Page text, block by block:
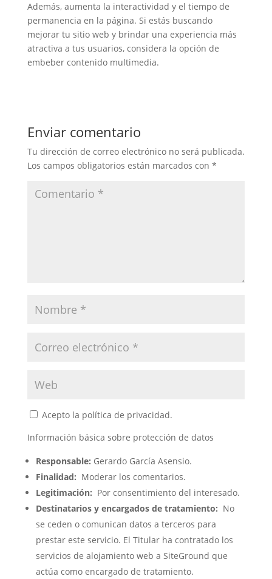
Además, aumenta la interactividad y el tiempo de
permanencia en la página. Si estás buscando
mejorar tu sitio web y brindar una experiencia más
atractiva a tus usuarios, considera la opción de
embeber contenido multimedia.
Enviar comentario
Tu dirección de correo electrónico no será publicada.
Los campos obligatorios están marcados con *
Acepto la política de privacidad.
Información básica sobre protección de datos
Responsable: Gerardo García Asensio.
Finalidad: Moderar los comentarios.
Legitimación: Por consentimiento del interesado.
Destinatarios y encargados de tratamiento: No
se ceden o comunican datos a terceros para
prestar este servicio. El Titular ha contratado los
servicios de alojamiento web a SiteGround que
actúa como encargado de tratamiento.